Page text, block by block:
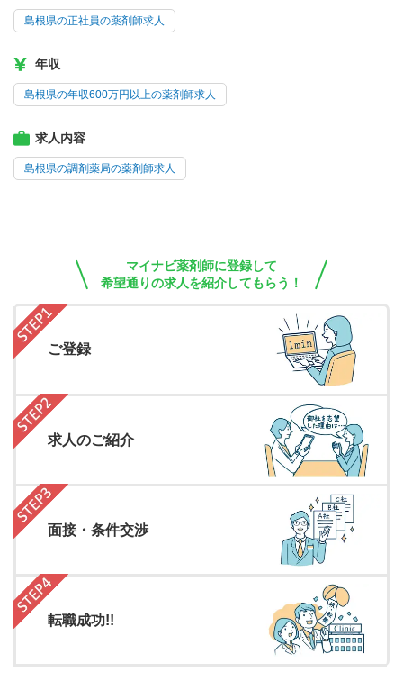
島根県の正社員の薬剤師求人
年収
島根県の年収600万円以上の薬剤師求人
求人内容
島根県の調剤薬局の薬剤師求人
マイナビ薬剤師に登録して
希望通りの求人を紹介してもらう！
ご登録
求人のご紹介
面接・条件交渉
転職成功!!